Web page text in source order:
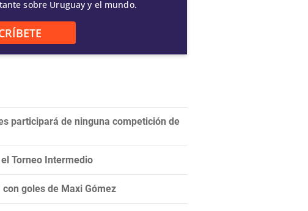
sobre Uruguay y el mundo.
participará de ninguna competición de
Torneo Intermedio
goles de Maxi Gómez